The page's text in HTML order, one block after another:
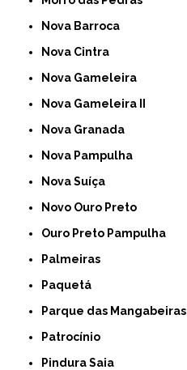
Nova Barroca
Nova Cintra
Nova Gameleira
Nova Gameleira II
Nova Granada
Nova Pampulha
Nova Suíça
Novo Ouro Preto
Ouro Preto Pampulha
Palmeiras
Paquetá
Parque das Mangabeiras
Patrocínio
Pindura Saia